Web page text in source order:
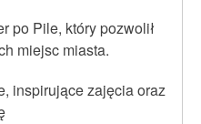
po Pile, który pozwolił
miejsc miasta.
inspirujące zajęcia oraz